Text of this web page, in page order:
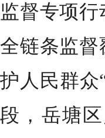
监督专项
全链条监
护人民群众
段， 岳塘